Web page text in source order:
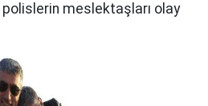
meslektaşları olay